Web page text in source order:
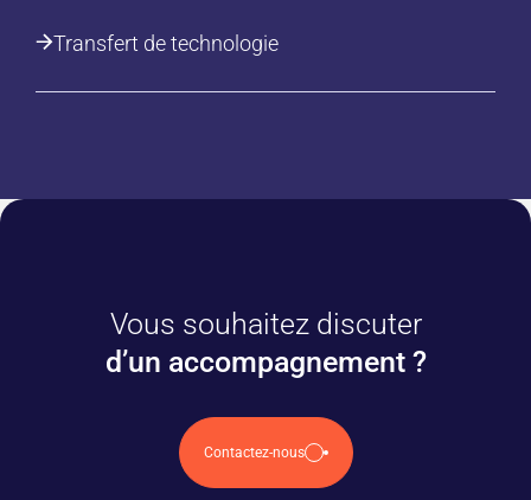
Transfert de technologie
Vous souhaitez discuter
d’un accompagnement ?
Contactez-nous